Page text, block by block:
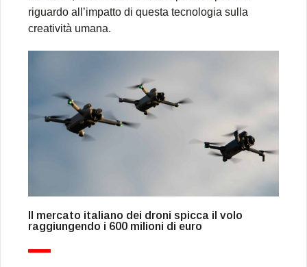
riguardo all’impatto di questa tecnologia sulla
creatività umana.
Il mercato italiano dei droni spicca il volo
raggiungendo i 600 milioni di euro